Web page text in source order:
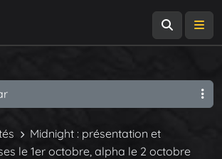
Midnight : présentation et
le 1er octobre, alpha le 2 octobre